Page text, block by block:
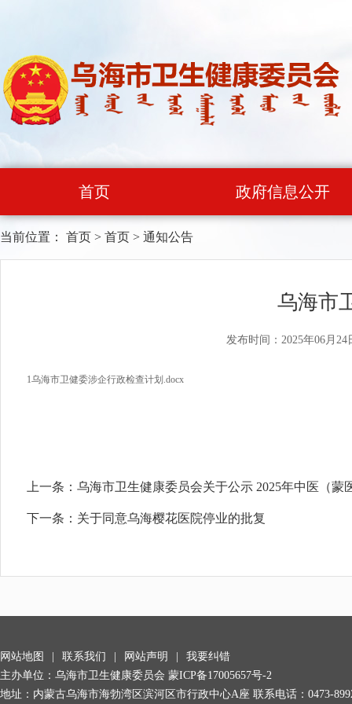
首页 政府信息公开
当前位置： 首页 > 首页 > 通知公告
乌海市
发布时间：2025年06月24
1乌海市卫健委涉企行政检查计划.docx
上一条： 乌海市卫生健康委员会关于公示 2025年中医（
下一条： 关于同意乌海樱花医院停业的批复
网站地图 联系我们 网站声明
我要纠错
主办单位：乌海市卫生健康委员会 蒙ICP备17005657号-2
地址：内蒙古乌海市海勃湾区滨河区市行政中心A座 联系电话：0473-